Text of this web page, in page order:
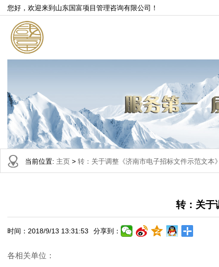
您好，欢迎来到山东国富项目管理咨询有限公司！
当前位置: 主页 > 转：关于调整《济南市电子招标文件示范文本
转：关于
时间：2018/9/13 13:31:53 分享到：
各相关单位：